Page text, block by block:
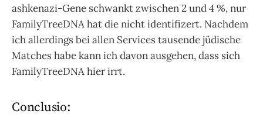
ashkenazi-Gene schwankt zwischen 2 und 4 %, nur
FamilyTreeDNA hat die nicht identifizert. Nachdem
ich allerdings bei allen Services tausende jüdische
Matches habe kann ich davon ausgehen, dass sich
FamilyTreeDNA hier irrt.
Conclusio: